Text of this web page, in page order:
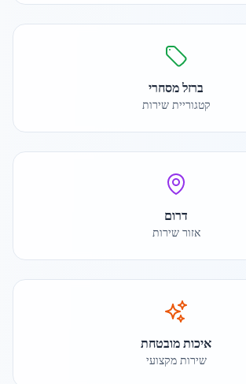
ברזל מסחרי
קטגוריית שירות
דרום
אזור שירות
איכות מובטחת
שירות מקצועי